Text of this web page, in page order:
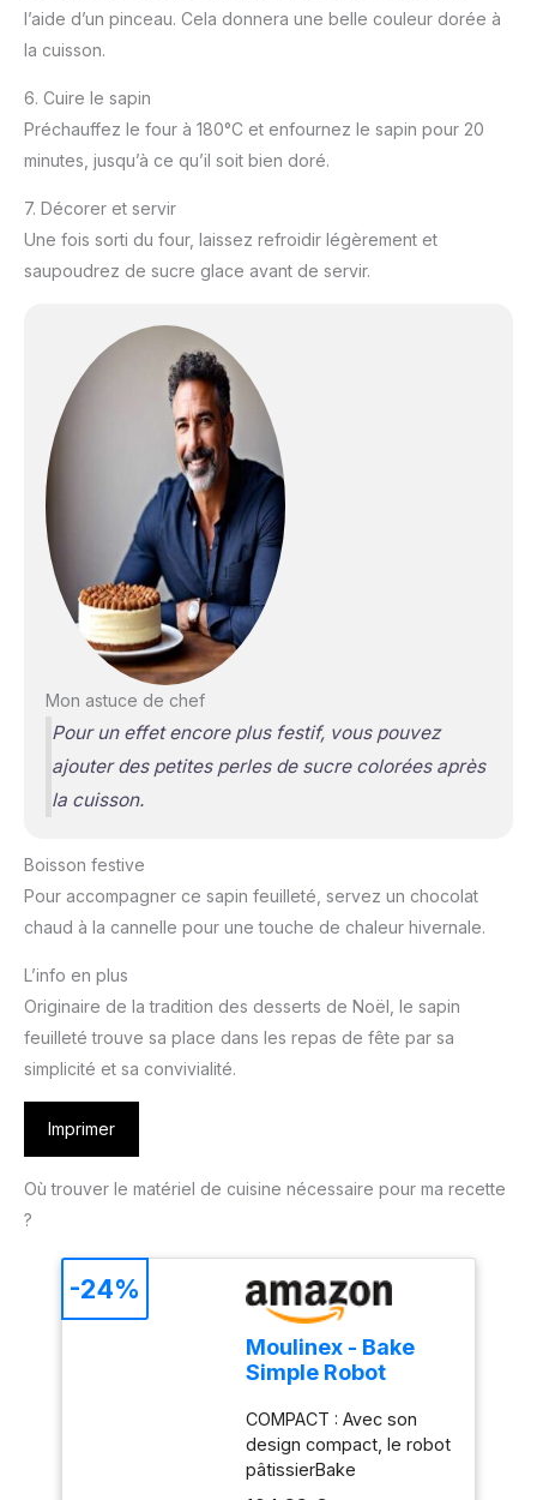
l’aide d’un pinceau. Cela donnera une belle couleur dorée à
la cuisson.
6. Cuire le sapin
Préchauffez le four à 180°C et enfournez le sapin pour 20
minutes, jusqu’à ce qu’il soit bien doré.
7. Décorer et servir
Une fois sorti du four, laissez refroidir légèrement et
saupoudrez de sucre glace avant de servir.
Mon astuce de chef
Pour un effet encore plus festif, vous pouvez
ajouter des petites perles de sucre colorées après
la cuisson.
Boisson festive
Pour accompagner ce sapin feuilleté, servez un chocolat
chaud à la cannelle pour une touche de chaleur hivernale.
L’info en plus
Originaire de la tradition des desserts de Noël, le sapin
feuilleté trouve sa place dans les repas de fête par sa
simplicité et sa convivialité.
Imprimer
Où trouver le matériel de cuisine nécessaire pour ma recette
?
Moulinex - Bake
Simple Robot
fouet, batteur et
crochet
COMPACT : Avec son
design compact, le robot
pâtissierBake
Simples'adapte
-24%